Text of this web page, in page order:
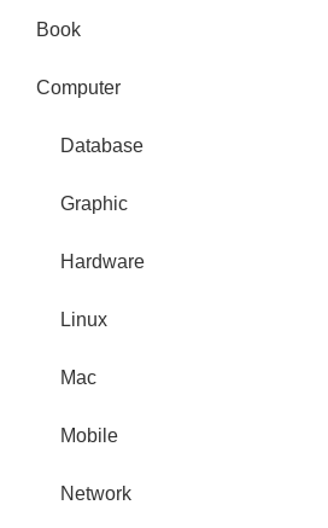
Book
Computer
Database
Graphic
Hardware
Linux
Mac
Mobile
Network